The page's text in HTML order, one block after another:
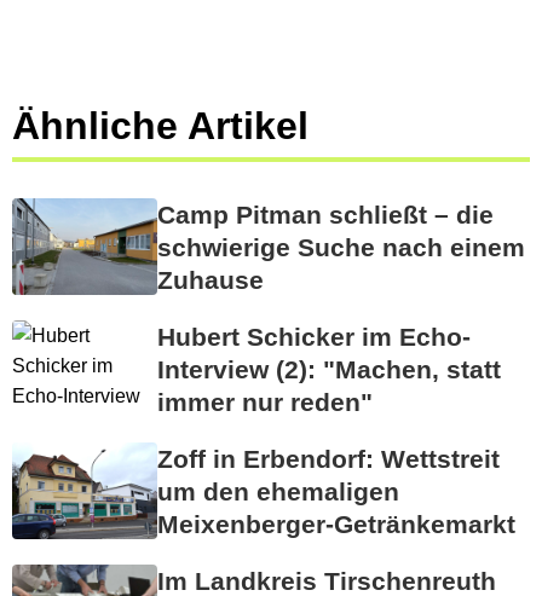
Ähnliche Artikel
Camp Pitman schließt – die
schwierige Suche nach einem
Zuhause
Hubert Schicker im Echo-
Interview (2): "Machen, statt
immer nur reden"
Zoff in Erbendorf: Wettstreit
um den ehemaligen
Meixenberger-Getränkemarkt
Im Landkreis Tirschenreuth